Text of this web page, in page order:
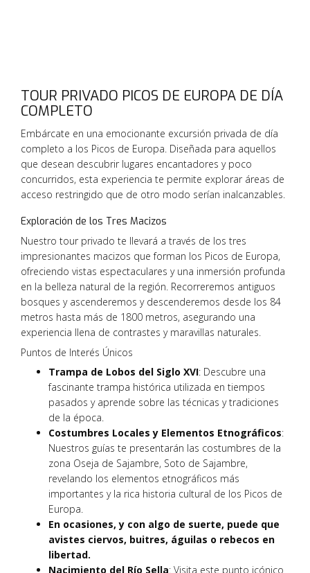
TOUR PRIVADO PICOS DE EUROPA DE DÍA
COMPLETO
Embárcate en una emocionante excursión privada de día
completo a los Picos de Europa. Diseñada para aquellos
que desean descubrir lugares encantadores y poco
concurridos, esta experiencia te permite explorar áreas de
acceso restringido que de otro modo serían inalcanzables.
Exploración de los Tres Macizos
Nuestro tour privado te llevará a través de los tres
impresionantes macizos que forman los Picos de Europa,
ofreciendo vistas espectaculares y una inmersión profunda
en la belleza natural de la región. Recorreremos antiguos
bosques y ascenderemos y descenderemos desde los 84
metros hasta más de 1800 metros, asegurando una
experiencia llena de contrastes y maravillas naturales.
Puntos de Interés Únicos
Trampa de Lobos del Siglo XVI: Descubre una
fascinante trampa histórica utilizada en tiempos
pasados y aprende sobre las técnicas y tradiciones
de la época.
Costumbres Locales y Elementos Etnográficos:
Nuestros guías te presentarán las costumbres de la
zona Oseja de Sajambre, Soto de Sajambre,
revelando los elementos etnográficos más
importantes y la rica historia cultural de los Picos de
Europa.
En ocasiones, y con algo de suerte, puede que
avistes ciervos, buitres, águilas o rebecos en
libertad.
Nacimiento del Río Sella: Visita este punto icónico